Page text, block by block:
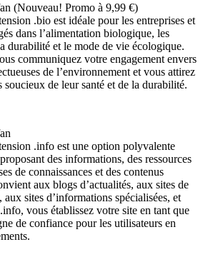
(Nouveau! Promo à 9,99 €)
.bio est idéale pour les entreprises et
dans l’alimentation biologique, les
durabilité et le mode de vie écologique.
communiquez votre engagement envers
de l’environnement et vous attirez
soucieux de leur santé et de la durabilité.
.info est une option polyvalente
des informations, des ressources
de connaissances et des contenus
aux blogs d’actualités, aux sites de
sites d’informations spécialisées, et
vous établissez votre site en tant que
de confiance pour les utilisateurs en